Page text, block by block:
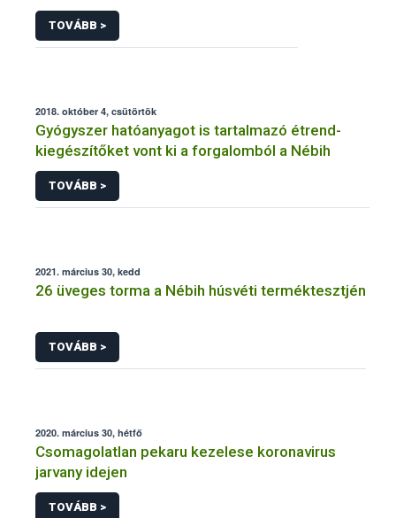
TOVÁBB >
2018. október 4, csütörtök
Gyógyszer hatóanyagot is tartalmazó étrend-
kiegészítőket vont ki a forgalomból a Nébih
TOVÁBB >
2021. március 30, kedd
26 üveges torma a Nébih húsvéti terméktesztjén
TOVÁBB >
2020. március 30, hétfő
Csomagolatlan pekaru kezelese koronavirus
jarvany idejen
TOVÁBB >